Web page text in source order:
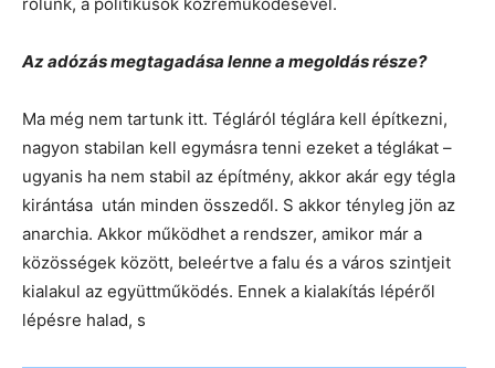
Az adózás megtagadása lenne a megoldás része?
Ma még nem tartunk itt. Tégláról téglára kell építkezni,
nagyon stabilan kell egymásra tenni ezeket a téglákat –
ugyanis ha nem stabil az építmény, akkor akár egy tégla
kirántása után minden összedől. S akkor tényleg jön az
anarchia. Akkor működhet a rendszer, amikor már a
közösségek között, beleértve a falu és a város szintjeit
kialakul az együttműködés. Ennek a kialakítás lépéről
lépésre halad, s